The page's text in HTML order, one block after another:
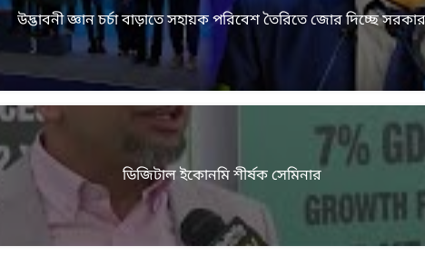
উদ্ভাবনী জ্ঞান চর্চা বাড়াতে সহায়ক পরিবেশ তৈরিতে জোর দিচ্ছে সরকার
ডিজিটাল ইকোনমি শীর্ষক সেমিনার